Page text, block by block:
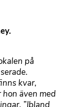
på
kvar,
även med
”Ibland